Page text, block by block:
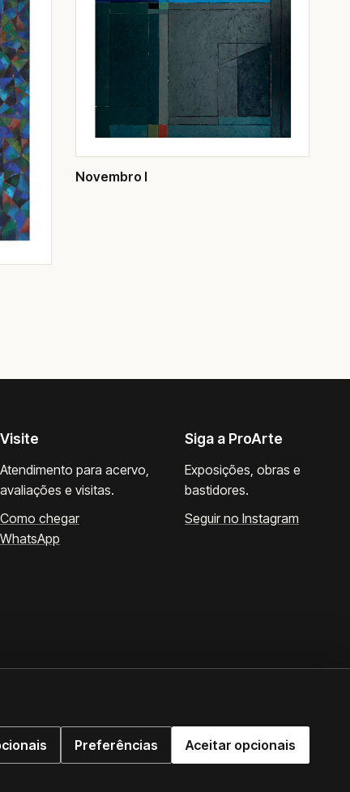
Novembro I
Visite
Atendimento para acervo,
avaliações e visitas.
Como chegar
WhatsApp
Siga a ProArte
Exposições, obras e
bastidores.
Seguir no Instagram
Preferências Aceitar opcionais